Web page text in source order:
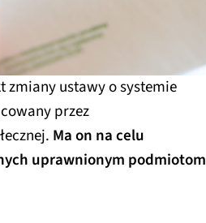
zmiany ustawy o systemie
przez
Ma on na celu
uprawnionym podmiotom